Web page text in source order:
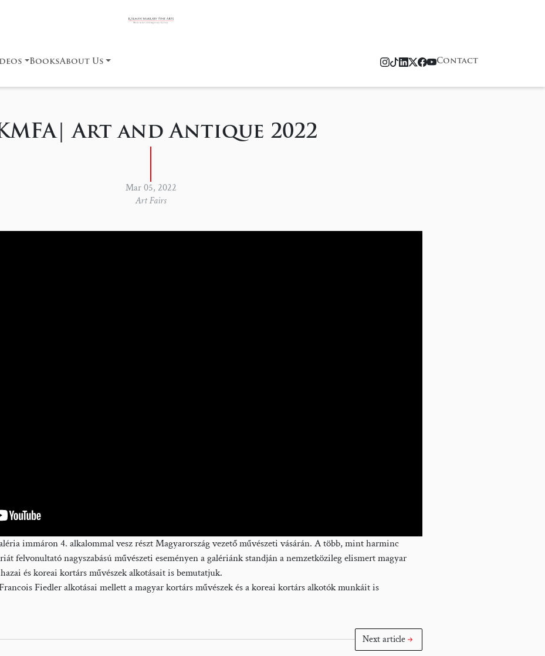
BooksAbout Us Contact
Art and Antique 2022
Mar 05, 2022
Art Fairs
immáron 4. alkalommal vesz részt Magyarország vezető művészeti vásárán. A több, mint harminc
felvonultató nagyszabású művészeti eseményen a galériánk standján a nemzetközileg elismert magyar
és koreai kortárs művészek alkotásait is bemutatjuk.
Fiedler alkotásai mellett a magyar kortárs művészek és a koreai kortárs alkotók munkáit is
Next article